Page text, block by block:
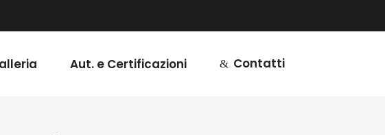
Aut. e Certificazioni Contatti